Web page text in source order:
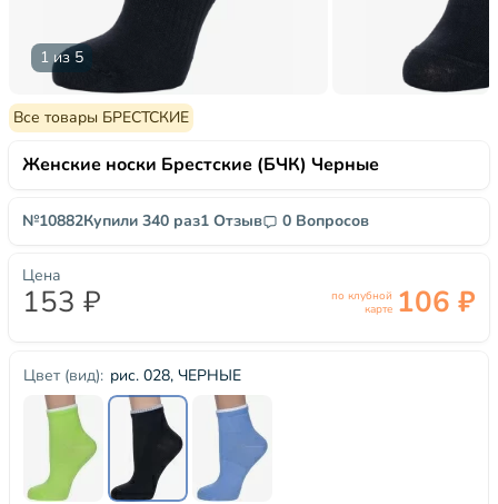
1 из 5
Все товары БРЕСТСКИЕ
Женские носки Брестские (БЧК) Черные
№10882Купили 340 раз1 Отзыв 0 Вопросов
Цвет (вид): рис. 028, ЧЕРНЫЕ
Цена
153 ₽
по клубной
карте 106 ₽